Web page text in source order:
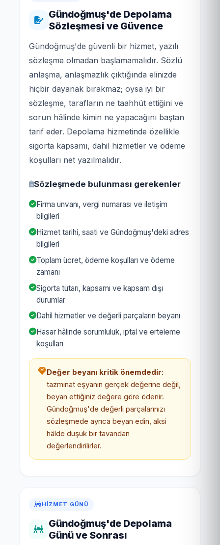
Gündoğmuş'de Depolama
Sözleşmesi ve Güvence
Gündoğmuş'de güvenli bir hizmet, yazılı
sözleşme olmadan başlamamalıdır. Sözlü
anlaşma, anlaşmazlık çıktığında elinizde
hiçbir dayanak bırakmaz; oysa iyi bir
sözleşme, tarafların ne taahhüt ettiğini ve
sorun hâlinde kimin ne yapacağını baştan
tarif eder. Depolama hizmetinde özellikle
sigorta kapsamı, dahil hizmetler ve ödeme
koşulları net yazılmalıdır.
Sözleşmede bulunması gerekenler
Firma unvanı, vergi numarası ve iletişim
bilgileri
Hizmet tarihi, saati ve Gündoğmuş'deki adres
bilgileri
Toplam ücret, ödeme koşulları ve ödeme
zamanı
Sigorta tutarı, kapsamı ve kapsam dışı
durumlar
Dahil hizmetler ve değerli parçaların beyanı
Hasar hâlinde sorumluluk, iptal ve erteleme
koşulları
Değer beyanı kritik önemdedir:
tazminat eşyanın gerçek değerine değil,
beyan ettiğiniz değere göre ödenir.
Gündoğmuş'de değerli parçalarınızı
sözleşmede ayrıca beyan edin, aksi
hâlde düşük bir tavandan
değerlendirilirler.
HIZMET GÜNÜ
Gündoğmuş'de Depolama
Günü ve Sonrası